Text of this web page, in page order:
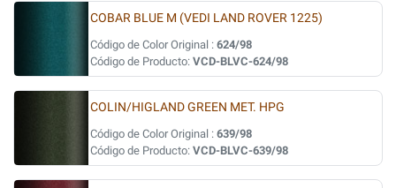
COBAR BLUE M (VEDI LAND ROVER 1225)
Código de Color Original : 624/98
Código de Producto: VCD-BLVC-624/98
COLIN/HIGLAND GREEN MET. HPG
Código de Color Original : 639/98
Código de Producto: VCD-BLVC-639/98